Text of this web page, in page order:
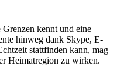
kennt und eine
hinweg dank Skype, E-
statt­finden kann, mag
Heimatregion zu wirken.